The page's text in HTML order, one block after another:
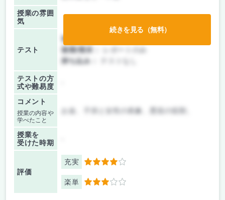
授業の雰囲
気
テスト
前期/中間：
後期/期末：
持ち込み：
テストの方
式や難易度
コメント
授業の内容や
学べたこと
お金、子供と女性の表象、悪役の役割、
授業を
受けた時期
評価
充実 4
楽単 3
続きを見る（無料）